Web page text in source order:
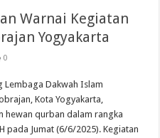
Warnai Kegiatan
Yogyakarta
0
Lembaga Dakwah Islam
Kota Yogyakarta,
hewan qurban dalam rangka
pada Jumat (6/6/2025). Kegiatan